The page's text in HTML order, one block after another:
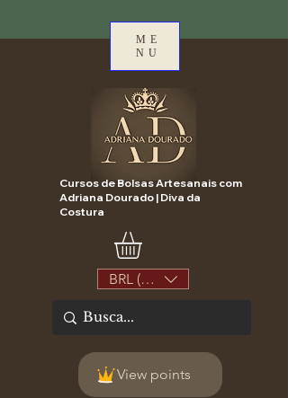
ME
NU
Cursos de Bolsas Artesanais com
Adriana Dourado | Diva da
Costura
BRL (R$)
View points